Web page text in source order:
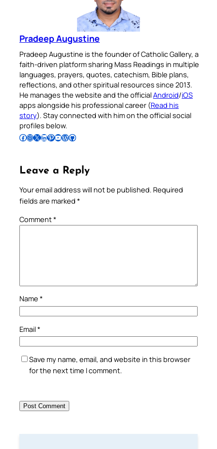
Pradeep Augustine
Pradeep Augustine is the founder of Catholic Gallery, a
faith-driven platform sharing Mass Readings in multiple
languages, prayers, quotes, catechism, Bible plans,
reflections, and other spiritual resources since 2013.
He manages the website and the officialAndroid/iOS
apps alongside his professional career (Read his
story). Stay connected with him on the official social
profiles below.
Follow Pradeep on Facebook Follow Pradeep on InstagramFollow Pradeep on X Follow Pradeep on LinkedIn Follow Pradeep on Pinterest Subscribe to Pradeep’s Youtube Channel Follow Pradeep on WordPress Follow Pradeep on GitHub
Leave a Reply
Your email address will not be published. Required
fields are marked *
Comment*
Name *
Email*
Save my name, email, and website in this browser
for the next time I comment.